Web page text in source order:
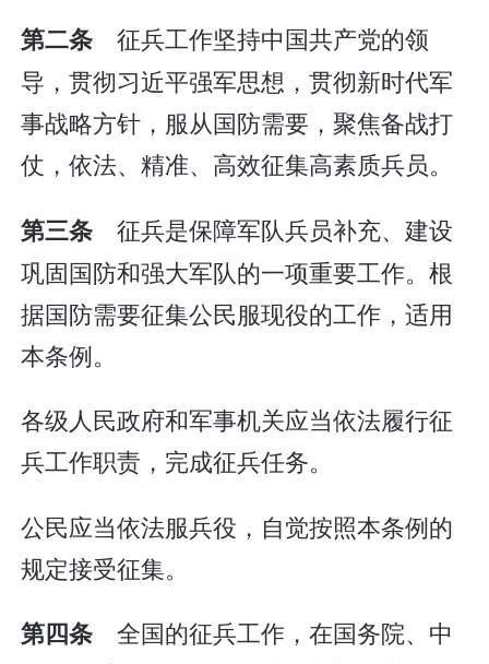
第二条 征兵工作坚持中国共产党的领
导，贯彻习近平强军思想，贯彻新时代军
事战略方针，服从国防需要，聚焦备战打
仗，依法、精准、高效征集高素质兵员。
第三条 征兵是保障军队兵员补充、建设
巩固国防和强大军队的一项重要工作。根
据国防需要征集公民服现役的工作，适用
本条例。
各级人民政府和军事机关应当依法履行征
兵工作职责，完成征兵任务。
公民应当依法服兵役，自觉按照本条例的
规定接受征集。
第四条 全国的征兵工作，在国务院、中